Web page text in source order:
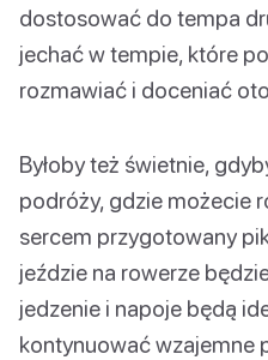
dostosować do tempa
jechać w tempie, które
rozmawiać i doceniać
Byłoby też świetnie,
podróży, gdzie możecie
sercem przygotowany
jeździe na rowerze
jedzenie i napoje będą
kontynuować wzajemne